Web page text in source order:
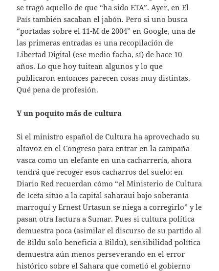
se tragó aquello de que “ha sido ETA”. Ayer, en El
País también sacaban el jabón. Pero si uno busca
“portadas sobre el 11-M de 2004” en Google, una de
las primeras entradas es una recopilación de
Libertad Digital (ese medio facha, sí) de hace 10
años. Lo que hoy tuitean algunos y lo que
publicaron entonces parecen cosas muy distintas.
Qué pena de profesión.
Y un poquito más de cultura
Si el ministro español de Cultura ha aprovechado su
altavoz en el Congreso para entrar en la campaña
vasca como un elefante en una cacharrería, ahora
tendrá que recoger esos cacharros del suelo: en
Diario Red recuerdan cómo “el Ministerio de Cultura
de Iceta sitúo a la capital saharaui bajo soberanía
marroquí y Ernest Urtasun se niega a corregirlo” y le
pasan otra factura a Sumar. Pues si cultura política
demuestra poca (asimilar el discurso de su partido al
de Bildu solo beneficia a Bildu), sensibilidad política
demuestra aún menos perseverando en el error
histórico sobre el Sahara que cometió el gobierno